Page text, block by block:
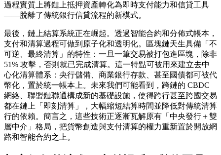
過程實質上將鏈上抵押資產轉化為即時支付能力和信貸工具
——脫離了傳統銀行信貸流程的新模式。
最後，鏈上結算系統正在崛起。透過智能合約和分佈式帳本，
支付和清算過程可做到原子化和透明化。區塊鏈天生具備「不
可逆、最終清算」的特性：一旦一筆交易被打包進區塊，除非
51% 攻擊，否則就已完成清算。這一特點可被用來建立去中
心化清算體系：央行儲備、商業銀行存款、甚至國債都可被代
幣化，置於統一帳本上。未來我們可能看到，跨鏈的 CBDC
網絡、聯盟鏈聯通構成新的基礎設施，使得跨行甚至跨國交易
都在鏈上「即刻清算」，大幅縮短結算時間並降低對傳統清算
行的依賴。簡言之，這些技術正逐漸瓦解原有「中央發行＋雙
層中介」格局，把貨幣創造與支付清算的權力重新置於開放網
路和智能合約之上。